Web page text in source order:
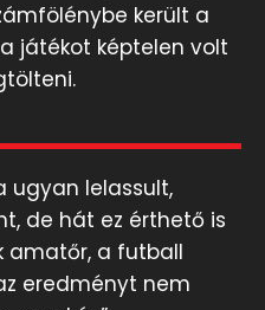
került a
játékot képtelen volt
ugyan lelassult,
de hát ez érthető is
amatőr, a futball
eredményt nem